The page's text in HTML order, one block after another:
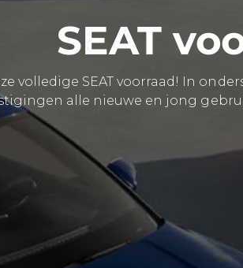
SEAT
volledige SEAT voorraad! In
alle nieuwe en jong